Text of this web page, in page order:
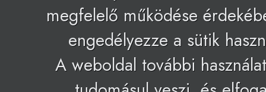
megfelelő működése
engedélyezze a sütik
A weboldal további